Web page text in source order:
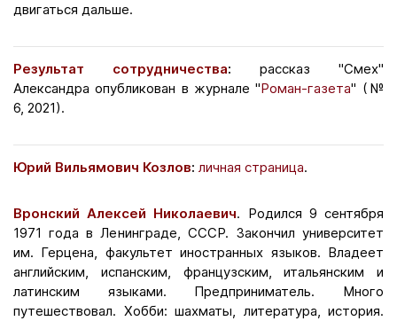
двигаться дальше.
Результат сотрудничества: рассказ "Смех"
Александра опубликован в журнале "Роман-газета" (№
6, 2021).
Юрий Вильямович Козлов: личная страница.
Вронский Алексей Николаевич. Родился 9 сентября
1971 года в Ленинграде, СССР. Закончил университет
им. Герцена, факультет иностранных языков. Владеет
английским, испанским, французским, итальянским и
латинским языками. Предприниматель. Много
путешествовал. Хобби: шахматы, литература, история.